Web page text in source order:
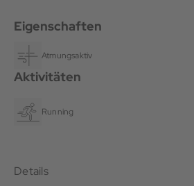
Eigenschaften
Atmungsaktiv
Aktivitäten
Running
Details